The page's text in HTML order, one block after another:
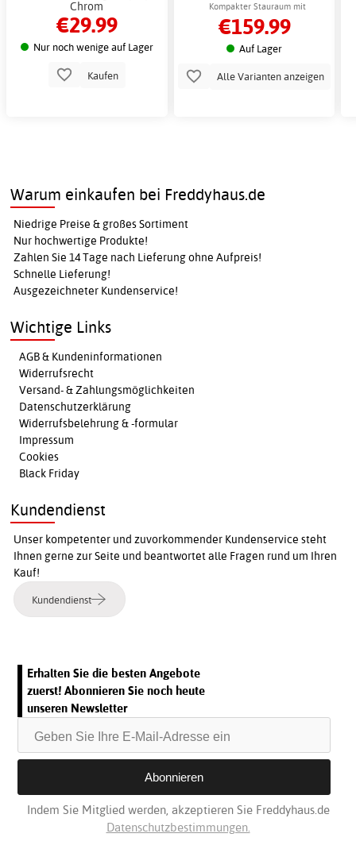
Chrom
€29.99
Nur noch wenige auf Lager
Kaufen
Bausatz für den
Außenbereich
Kompakter Stauraum mit
Schiebetüren
€159.99
Auf Lager
Alle Varianten anzeigen
Warum einkaufen bei Freddyhaus.de
Niedrige Preise & großes Sortiment
Nur hochwertige Produkte!
Zahlen Sie 14 Tage nach Lieferung ohne Aufpreis!
Schnelle Lieferung!
Ausgezeichneter Kundenservice!
Wichtige Links
AGB & Kundeninformationen
Widerrufsrecht
Versand- & Zahlungsmöglichkeiten
Datenschutzerklärung
Widerrufsbelehrung & -formular
Impressum
Cookies
Black Friday
Kundendienst
Unser kompetenter und zuvorkommender Kundenservice steht
Ihnen gerne zur Seite und beantwortet alle Fragen rund um Ihren
Kauf!
Kundendienst
Erhalten Sie die besten Angebote
zuerst! Abonnieren Sie noch heute
unseren Newsletter
Indem Sie Mitglied werden, akzeptieren Sie Freddyhaus.de
Datenschutzbestimmungen.